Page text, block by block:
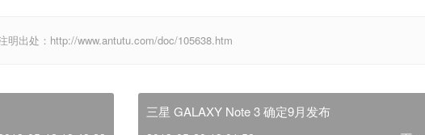
明出处：http://www.antutu.com/doc/105638.htm
三星 GALAXY Note 3 确定9月发布